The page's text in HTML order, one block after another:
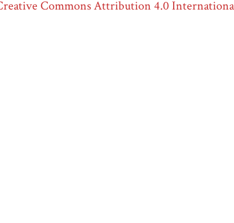
Commons Attribution 4.0